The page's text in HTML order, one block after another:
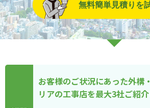
無料簡単見積りを
お客様のご状況にあった外構
リアの工事店を最大3社ご紹